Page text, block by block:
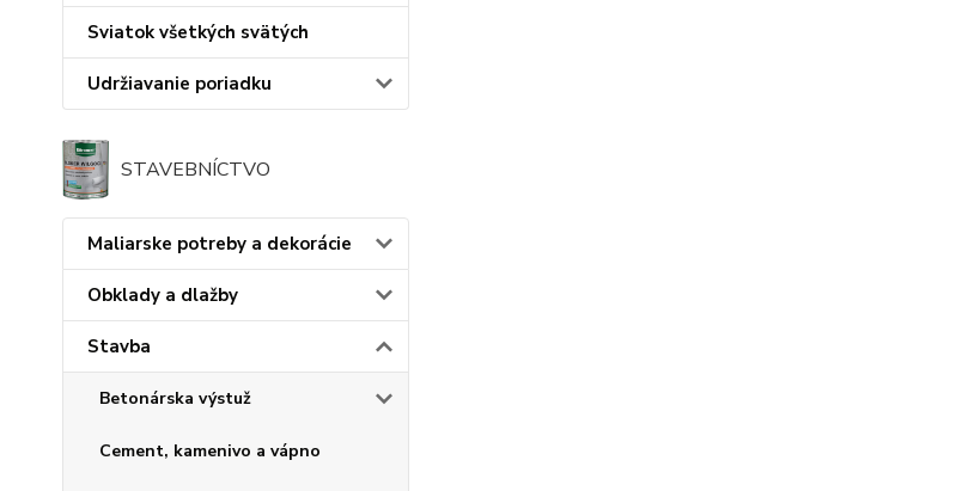
Sviatok všetkých svätých
Udržiavanie poriadku
STAVEBNÍCTVO
Maliarske potreby a dekorácie
Obklady a dlažby
Stavba
Betonárska výstuž
Cement, kamenivo a vápno